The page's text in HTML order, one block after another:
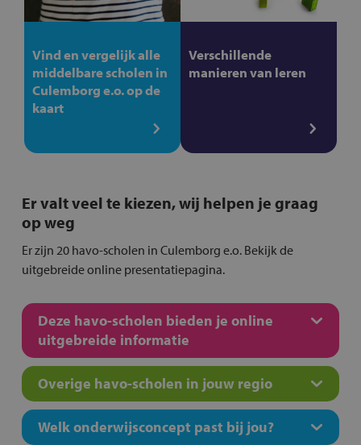
Vind en vergelijk alle
middelbare scholen in
Culemborg e.o. op de
kaart
Verschillende
manieren van leren
Er valt veel te kiezen, wij helpen je graag
op weg
Er zijn 20 havo-scholen in Culemborg e.o. Bekijk de
uitgebreide online presentatiepagina.
Deze havo-scholen bieden je online
uitgebreide informatie
Overige havo-scholen in jouw regio
Welk onderwijsconcept past bij jou?